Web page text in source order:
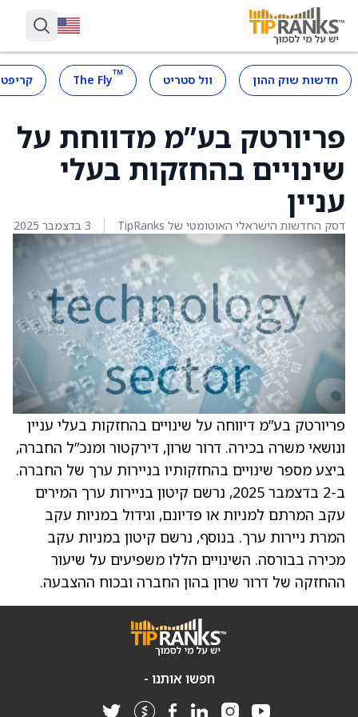
חדשות שוק ההון וול סטריט ™
The Fly
פריורטק בע”מ מדווחת על
שינויים בהחזקות בעלי
עניין
דסק החדשות הישראלי האוטומטי של TipRanks 3 בדצמבר 2025
פריורטק בע”מ דיווחה על שינויים בהחזקות בעלי עניין
ונושאי משרה בכירה. דרור שרון, דירקטור ומנכ”ל החברה,
ביצע מספר שינויים בהחזקותיו בניירות ערך של החברה.
ב-2 בדצמבר 2025, נרשם קיטון בניירות ערך המירים
עקב המרתם למניות או פדיונם, וגידול במניות עקב
המרת ניירות ערך. בנוסף, נרשם קיטון במניות עקב
מכירה בבורסה. השינויים הללו משפיעים על שיעור
ההחזקה של דרור שרון בהון החברה ובכוח ההצבעה.
חפשו אותנו -